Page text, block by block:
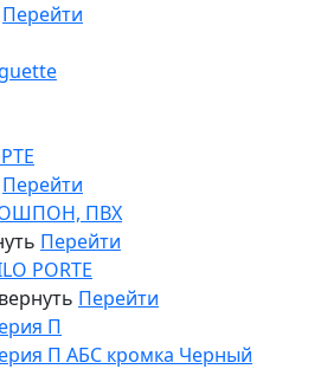
Перейти
Перейти
ПВХ
Перейти
PORTE
Перейти
П
П АБС кромка Черный